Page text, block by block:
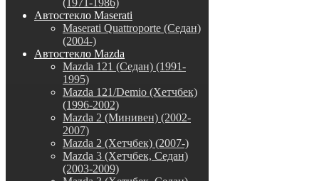
Автостекло Maserati
Maserati Quattroporte (Седан)
(2004-)
Автостекло Mazda
Mazda 121 (Седан) (1991-
1995)
Mazda 121/Demio (Хетчбек)
(1996-2002)
Mazda 2 (Минивен) (2002-
2007)
Mazda 2 (Хетчбек) (2007-)
Mazda 3 (Хетчбек, Седан)
(2003-2009)